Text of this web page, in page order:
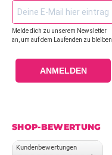
Melde dich zu unserem Newsletter
an, um auf dem Laufenden zu bleiben.
ANMELDEN
SHOP-BEWERTUNG
Kundenbewertungen